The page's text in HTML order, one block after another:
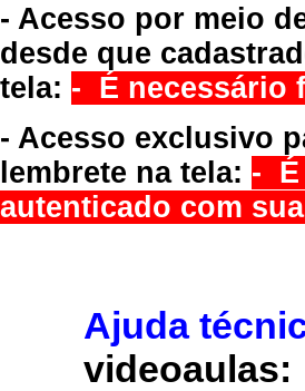
- Acesso por meio
desde que
tela: - É necessário
- Acesso exclusivo
lembrete na tela: - É
autenticado com
Ajuda
videoaulas: